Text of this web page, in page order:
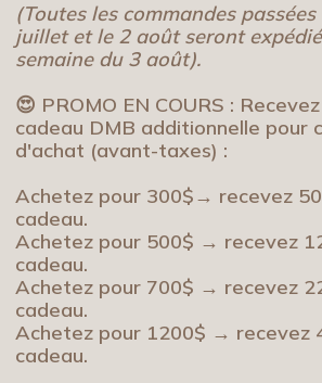
(Toutes les commandes
juillet et le 2 août seront
semaine du 3 août).
😍 PROMO EN COURS :
cadeau DMB additionnelle pour
d'achat (avant-taxes) :
Achetez pour 300$→ recevez
cadeau.
Achetez pour 500$ → recevez
cadeau.
Achetez pour 700$ → recevez
cadeau.
Achetez pour 1200$ → recevez
cadeau.